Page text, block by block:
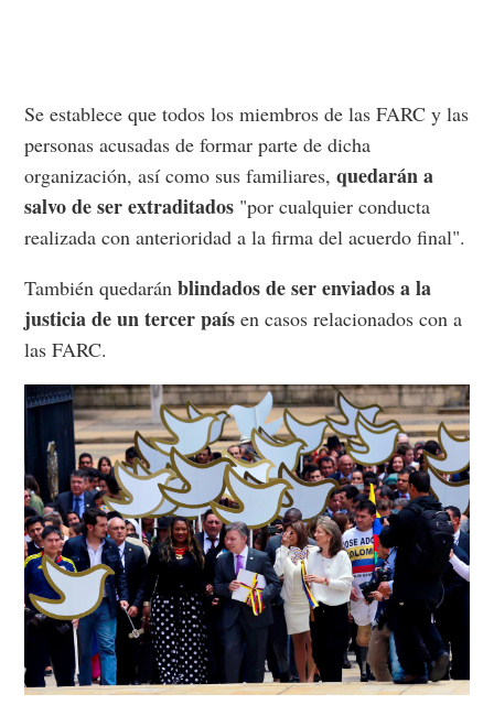
Se establece que todos los miembros de las FARC y las
personas acusadas de formar parte de dicha
organización, así como sus familiares,quedarán a
salvo de ser extraditados "por cualquier conducta
realizada con anterioridad a la firma del acuerdo final".
También quedarán blindados de ser enviados a la
justicia de un tercer país en casos relacionados con a
las FARC.